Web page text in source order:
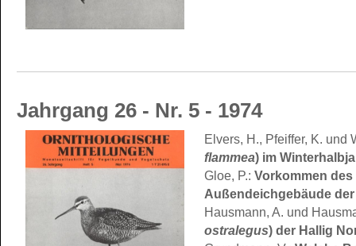
Jahrgang 26 - Nr. 5 - 1974
Elvers, H., Pfeiffer, K. und
flammea) im
Gloe, P.: Vorkommen
Außendeichgebäude
Hausmann, A. und
ostralegus) der Hallig